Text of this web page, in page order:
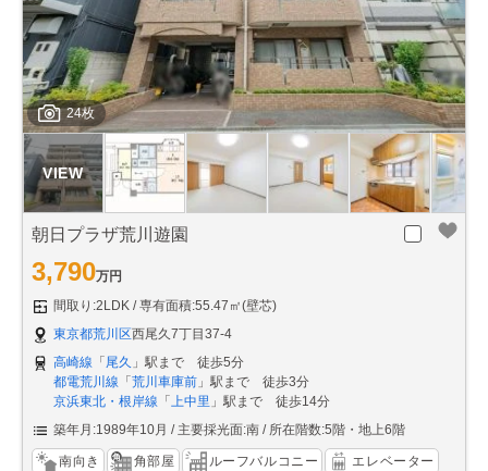
24枚
朝日プラザ荒川遊園
3,790万円
間取り:2LDK
専有面積:55.47㎡(壁芯)
東京都荒川区西尾久7丁目37-4
高崎線 「 尾久 」駅まで 徒歩5分
都電荒川線 「 荒川車庫前 」駅まで 徒歩3分
京浜東北・根岸線 「 上中里 」駅まで 徒歩14分
築年月:1989年10月
主要採光面:南 所在階数:5階・地上6階
南向き 角部屋 ルーフバルコニー
エレベーター